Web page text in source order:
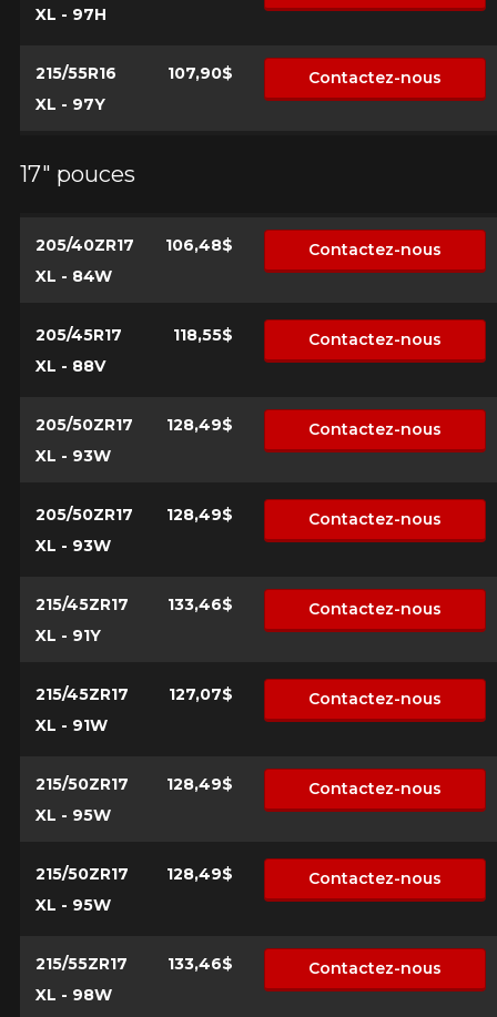
XL - 97H
215/55R16
XL - 97Y
107,90$ Contactez-nous
17" pouces
205/40ZR17
XL - 84W
106,48$ Contactez-nous
205/45R17
XL - 88V
118,55$ Contactez-nous
205/50ZR17
XL - 93W
128,49$ Contactez-nous
205/50ZR17
XL - 93W
128,49$ Contactez-nous
215/45ZR17
XL - 91Y
133,46$ Contactez-nous
215/45ZR17
XL - 91W
127,07$ Contactez-nous
215/50ZR17
XL - 95W
128,49$ Contactez-nous
215/50ZR17
XL - 95W
128,49$ Contactez-nous
215/55ZR17
XL - 98W
133,46$ Contactez-nous